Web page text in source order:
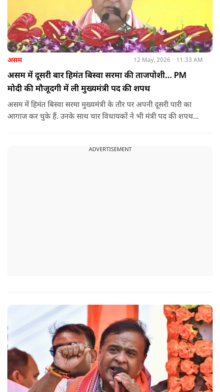
असम 12 May, 2026 11:33 AM
असम में दूसरी बार हिमंत बिस्वा सरमा की ताजपोशी… PM
मोदी की मौजूदगी में ली मुख्यमंत्री पद की शपथ
असम में हिमंत बिस्वा सरमा मुख्यमंत्री के तौर पर अपनी दूसरी पारी का
आगाज कर चुके हैं. उनके साथ चार विधायकों ने भी मंत्री पद की शपथ
ADVERTISEMENT